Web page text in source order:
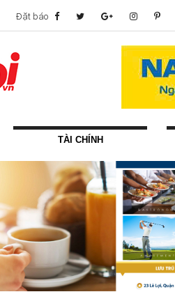
Đặt báo
TÀI CHÍNH